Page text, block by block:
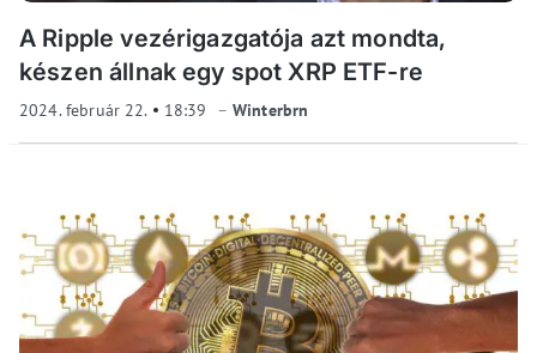
A Ripple vezérigazgatója azt mondta,
készen állnak egy spot XRP ETF-re
2024. február 22. 18:39 Winterbrn